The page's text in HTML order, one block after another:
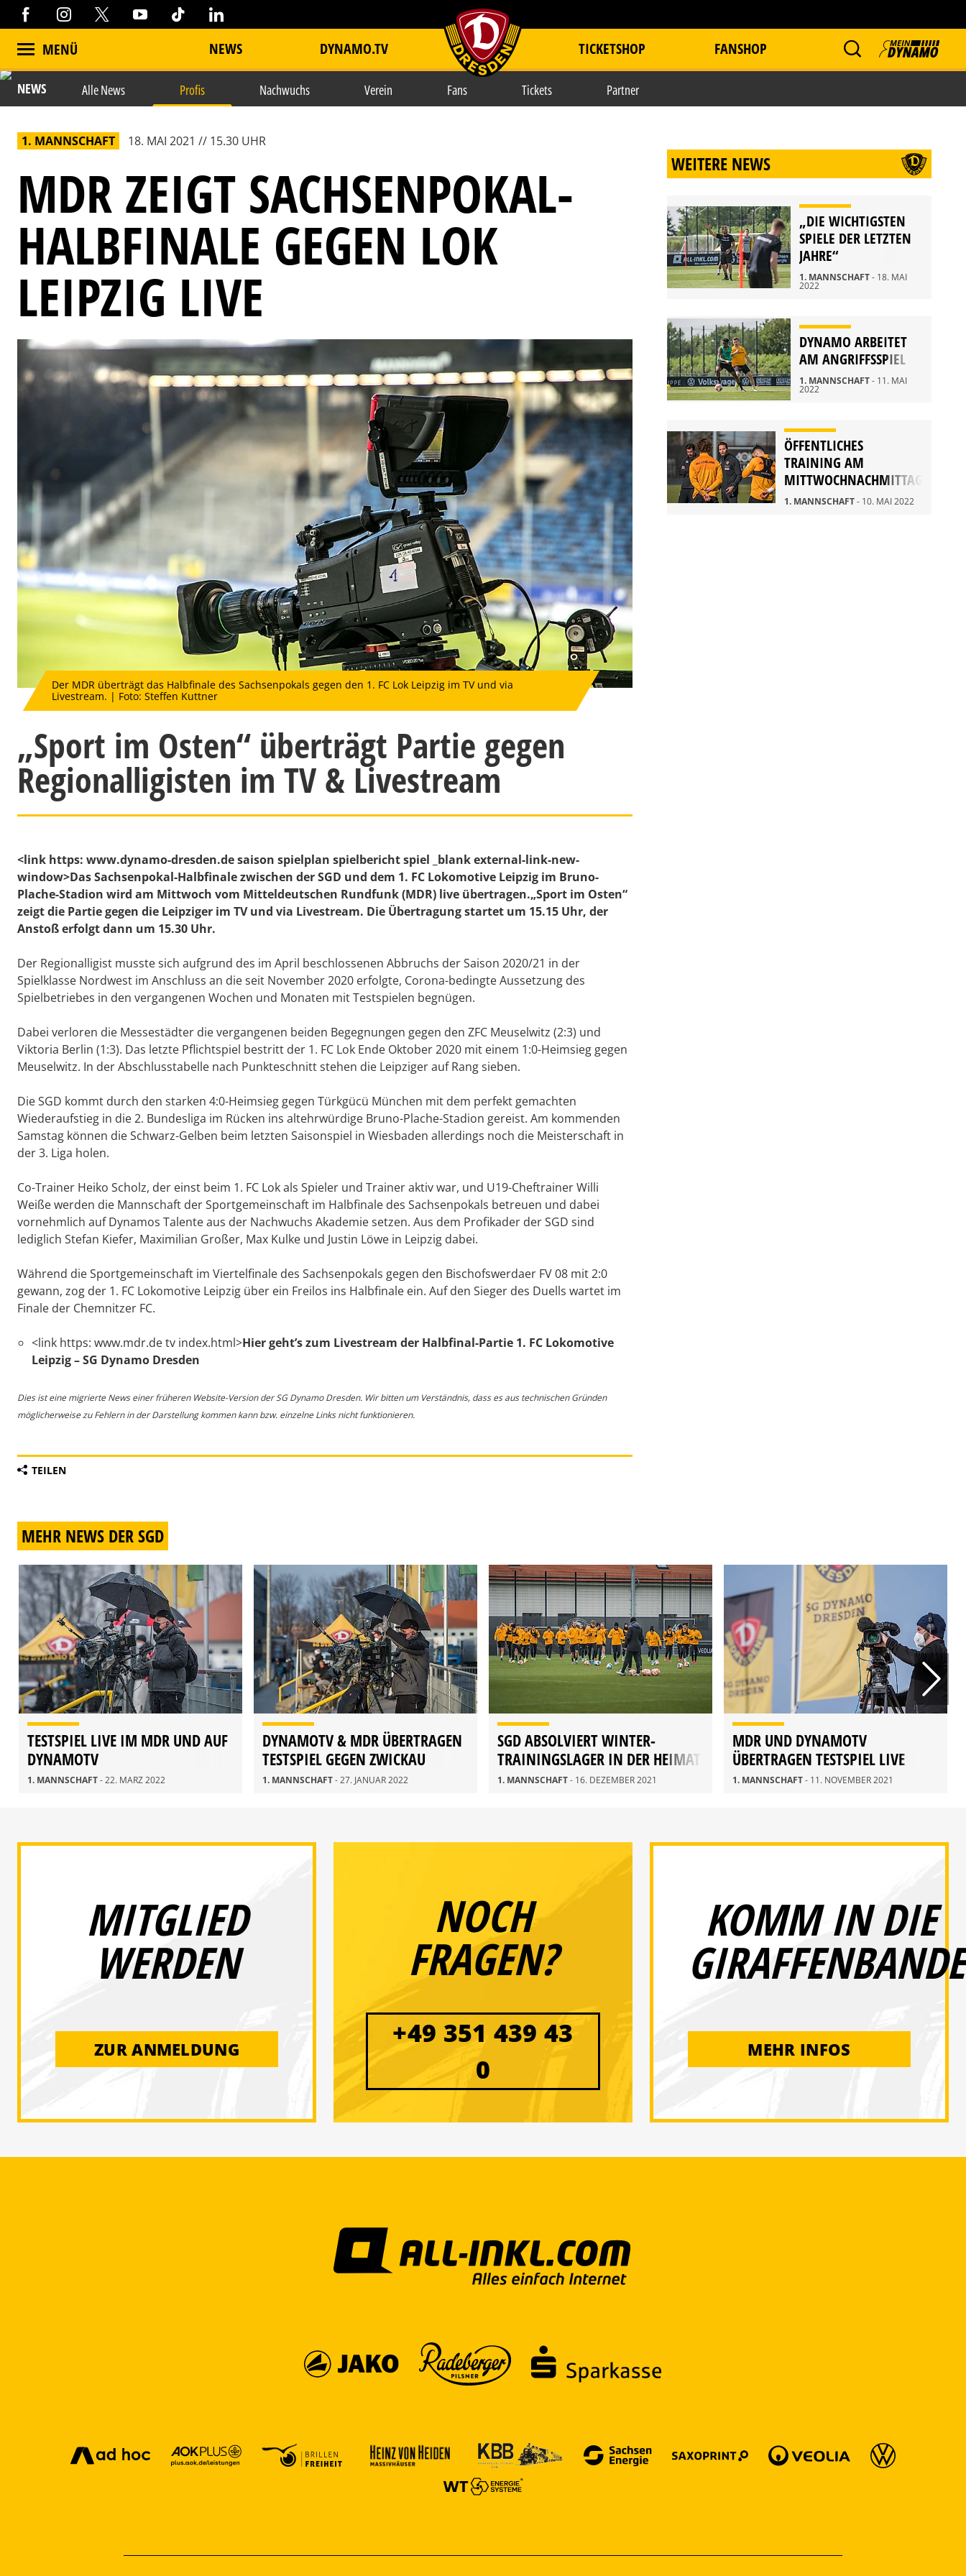
MENÜ NEWS DYNAMO.TV item.title TICKETSHOP FANSHOP
NEWS Alle News Profis Nachwuchs Verein Fans Tickets Partner
1. MANNSCHAFT 18. MAI 2021 // 15.30 UHR
MDR ZEIGT SACHSENPOKAL-
HALBFINALE GEGEN LOK
LEIPZIG LIVE
Der MDR überträgt das Halbfinale des Sachsenpokals gegen den 1. FC Lok Leipzig im TV und via
Livestream. | Foto: Steffen Kuttner
„Sport im Osten“ überträgt Partie gegen
Regionalligisten im TV & Livestream
<link https: www.dynamo-dresden.de saison spielplan spielbericht spiel _blank external-link-new-
window>Das Sachsenpokal-Halbfinale zwischen der SGD und dem 1. FC Lokomotive Leipzig im Bruno-
Plache-Stadion wird am Mittwoch vom Mitteldeutschen Rundfunk (MDR) live übertragen.„Sport im Osten“
zeigt die Partie gegen die Leipziger im TV und via Livestream. Die Übertragung startet um 15.15 Uhr, der
Anstoß erfolgt dann um 15.30 Uhr.
Der Regionalligist musste sich aufgrund des im April beschlossenen Abbruchs der Saison 2020/21 in der
Spielklasse Nordwest im Anschluss an die seit November 2020 erfolgte, Corona-bedingte Aussetzung des
Spielbetriebes in den vergangenen Wochen und Monaten mit Testspielen begnügen.
Dabei verloren die Messestädter die vergangenen beiden Begegnungen gegen den ZFC Meuselwitz (2:3) und
Viktoria Berlin (1:3). Das letzte Pflichtspiel bestritt der 1. FC Lok Ende Oktober 2020 mit einem 1:0-Heimsieg gegen
Meuselwitz. In der Abschlusstabelle nach Punkteschnitt stehen die Leipziger auf Rang sieben.
Die SGD kommt durch den starken 4:0-Heimsieg gegen Türkgücü München mit dem perfekt gemachten
Wiederaufstieg in die 2. Bundesliga im Rücken ins altehrwürdige Bruno-Plache-Stadion gereist. Am kommenden
Samstag können die Schwarz-Gelben beim letzten Saisonspiel in Wiesbaden allerdings noch die Meisterschaft in
der 3. Liga holen.
Co-Trainer Heiko Scholz, der einst beim 1. FC Lok als Spieler und Trainer aktiv war, und U19-Cheftrainer Willi
Weiße werden die Mannschaft der Sportgemeinschaft im Halbfinale des Sachsenpokals betreuen und dabei
vornehmlich auf Dynamos Talente aus der Nachwuchs Akademie setzen. Aus dem Profikader der SGD sind
lediglich Stefan Kiefer, Maximilian Großer, Max Kulke und Justin Löwe in Leipzig dabei.
Während die Sportgemeinschaft im Viertelfinale des Sachsenpokals gegen den Bischofswerdaer FV 08 mit 2:0
gewann, zog der 1. FC Lokomotive Leipzig über ein Freilos ins Halbfinale ein. Auf den Sieger des Duells wartet im
Finale der Chemnitzer FC.
<link https: www.mdr.de tv index.html>Hier geht’s zum Livestream der Halbfinal-Partie 1. FC Lokomotive
Leipzig – SG Dynamo Dresden
Dies ist eine migrierte News einer früheren Website-Version der SG Dynamo Dresden. Wir bitten um Verständnis, dass es aus technischen Gründen
möglicherweise zu Fehlern in der Darstellung kommen kann bzw. einzelne Links nicht funktionieren.
TEILEN
WEITERE NEWS
„DIE WICHTIGSTEN
SPIELE DER LETZTEN
JAHRE“
1. MANNSCHAFT- 18. MAI
2022
DYNAMO ARBEITET
AM ANGRIFFSSPIEL
1. MANNSCHAFT- 11. MAI
2022
ÖFFENTLICHES
TRAINING AM
MITTWOCHNACHMITTAG
1. MANNSCHAFT- 10. MAI 2022
MEHR NEWS DER SGD
TESTSPIEL LIVE IM MDR UND AUF
DYNAMOTV
1. MANNSCHAFT- 22. MÄRZ 2022
DYNAMOTV & MDR ÜBERTRAGEN
TESTSPIEL GEGEN ZWICKAU
1. MANNSCHAFT- 27. JANUAR 2022
SGD ABSOLVIERT WINTER-
TRAININGSLAGER IN DER HEIMAT
1. MANNSCHAFT- 16. DEZEMBER 2021
MDR UND DYNAMOTV
ÜBERTRAGEN TESTSPIEL LIVE
1. MANNSCHAFT- 11. NOVEMBER 2021
MITGLIED
WERDEN
ZUR ANMELDUNG
NOCH
FRAGEN?
+49 351 439 43
0
KOMM IN DIE
GIRAFFENBANDE
MEHR INFOS